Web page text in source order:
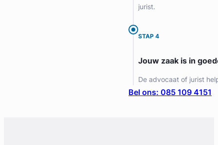
jurist.
STAP 4
Jouw zaak is in
De advocaat of jurist
Bel ons: 085 109 4151